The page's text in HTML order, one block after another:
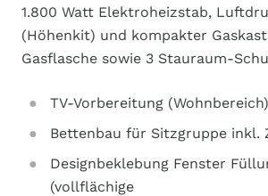
1.800 Watt Elektroheizstab,
(Höhenkit) und kompakter
Gasflasche sowie 3 Stauraum-
TV-Vorbereitung (Wohnbereich)
Bettenbau für Sitzgruppe inkl.
Designbeklebung Fenster
(vollflächige